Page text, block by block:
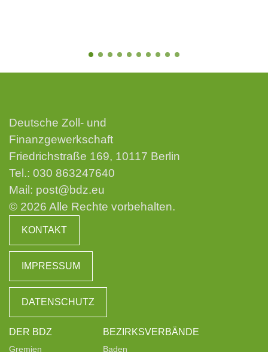
Deutsche Zoll- und
Finanzgewerkschaft
Friedrichstraße 169, 10117 Berlin
Tel.: 030 863247640
Mail: post@bdz.eu
© 2026 Alle Rechte vorbehalten.
KONTAKT
IMPRESSUM
DATENSCHUTZ
DER BDZ
Gremien
BEZIRKSVERBÄNDE
Baden